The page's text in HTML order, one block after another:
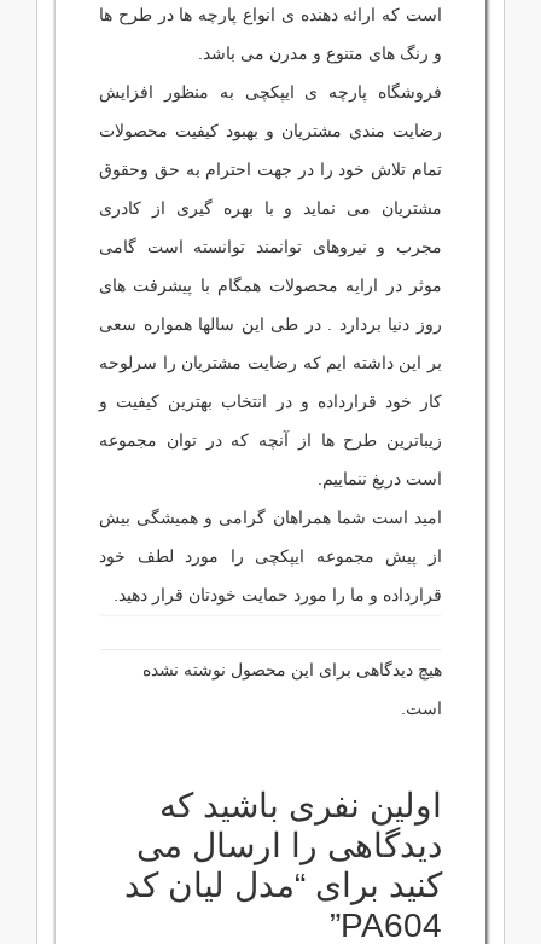
است که ارائه دهنده ی انواع پارچه ها در طرح ها
و رنگ های متنوع و مدرن می باشد.
فروشگاه پارچه ی ایپکچی به منظور افزايش
رضايت مندي مشتريان و بهبود کيفيت محصولات
تمام تلاش خود را در جهت احترام به حق وحقوق
مشتريان می نماید و با بهره گیری از کادری
مجرب و نیروهای توانمند توانسته است گامی
موثر در ارايه محصولات همگام با پیشرفت های
روز دنیا بردارد . در طی این سالها همواره سعی
بر این داشته ایم که رضایت مشتریان را سرلوحه
کار خود قرارداده و در انتخاب بهترین کیفیت و
زیباترین طرح ها از آنچه که در توان مجموعه
است دریغ ننماییم.
امید است شما همراهان گرامی و همیشگی بیش
از پیش مجموعه ایپکچی را مورد لطف خود
قرارداده و ما را مورد حمایت خودتان قرار دهید.
هیچ دیدگاهی برای این محصول نوشته نشده
است.
اولین نفری باشید که
دیدگاهی را ارسال می
کنید برای “مدل لیان کد
PA604”